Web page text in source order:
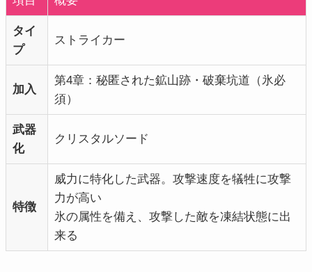
タイ
プ
ストライカー
加入
第4章：秘匿された鉱山跡・破棄坑道（氷必
須）
武器
化
クリスタルソード
特徴
威力に特化した武器。攻撃速度を犠牲に攻撃
力が高い
氷の属性を備え、攻撃した敵を凍結状態に出
来る